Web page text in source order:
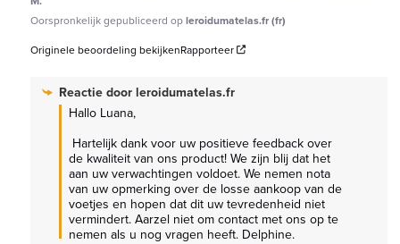
Oorspronkelijk gepubliceerd opleroidumatelas.fr (fr)
Originele beoordeling bekijkenRapporteer
Reactie door leroidumatelas.fr
Hallo Luana,
de kwaliteit van ons product! We zijn blij dat het
aan uw verwachtingen voldoet. We nemen nota
van uw opmerking over de losse aankoop van de
voetjes en hopen dat dit uw tevredenheid niet
vermindert. Aarzel niet om contact met ons op te
nemen als u nog vragen heeft. Delphine.